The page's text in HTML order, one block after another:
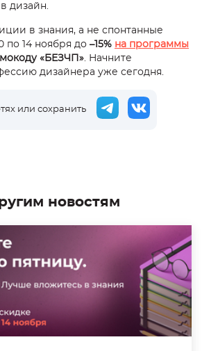
дизайн.
в знания, а не спонтанные
по 14 ноября до –15% на программы
«БЕЗЧП» . Начните
дизайнера уже сегодня.
или сохранить
новостям